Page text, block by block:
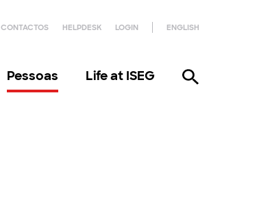
CONTACTOS HELPDESK LOGIN ENGLISH
Pessoas Life at ISEG